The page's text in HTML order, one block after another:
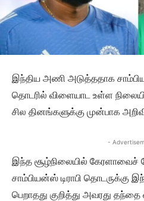
இந்திய அணி அடுத்ததாக
தொடரில் விளையாட உள்ள
சில தினங்களுக்கு முன்பாக
-
இந்த சூழ்நிலையில் கேரளாவைச்
சாம்பியன்ஸ் டிராபி தொடருக்கு
பெறாதது குறித்து அவரது தந்தை